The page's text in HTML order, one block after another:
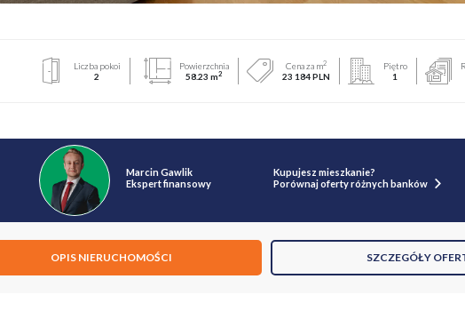
Liczba pokoi
2
Powierzchnia
58.23 m2
Cena za m2
23 184 PLN
Piętro
1
Marcin Gawlik
Ekspert finansowy
Kupujesz mieszkanie?
Porównaj oferty różnych banków
OPIS NIERUCHOMOŚCI SZCZEGÓŁY